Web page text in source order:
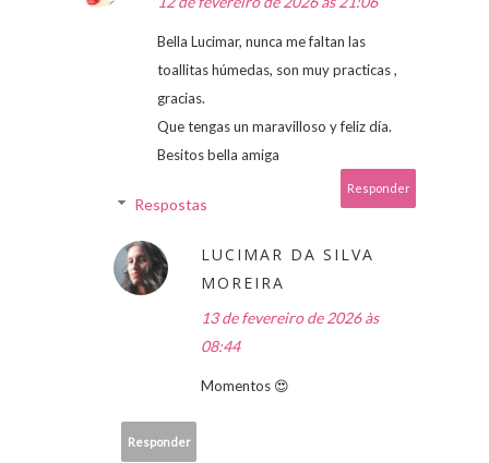
Bella Lucimar, nunca me faltan las
toallitas húmedas, son muy practicas ,
gracias.
Que tengas un maravilloso y feliz día.
Besitos bella amiga
Responder
Respostas
LUCIMAR DA SILVA
MOREIRA
13 de fevereiro de 2026 às
08:44
Momentos 😍
Responder